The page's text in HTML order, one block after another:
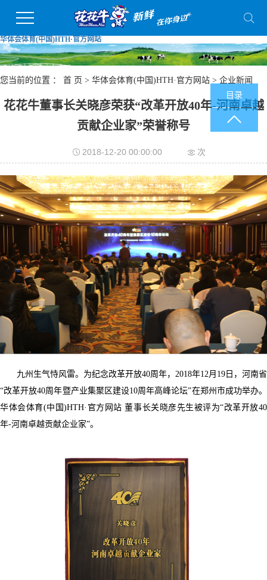
华体会体育(中国)HTH·官方网站
您当前的位置 ： 首 页 > 华体会体育(中国)HTH·官方网站 > 企业新闻
花花牛董事长关晓彦荣获“改革开放40年-河南卓越
贡献企业家”荣誉称号
2018-12-20 00:00:00 次
九州生气恃风雷。为纪念改革开放40周年，2018年12月19日，河南省
“改革开放40周年暨产业集聚区建设10周年高峰论坛”在郑州市成功举办。
华体会体育(中国)HTH·官方网站 董事长关晓彦先生被评为“改革开放40
年-河南卓越贡献企业家”。
目录